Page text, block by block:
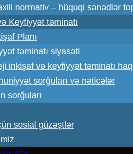
normativ – hüquqi sənədlər
Keyfiyyət təminatı
Planı
təminatı siyasəti
inkişaf və keyfiyyət təminatı
sorğuları və nəticələr
sorğuları
sosial güzəştlər